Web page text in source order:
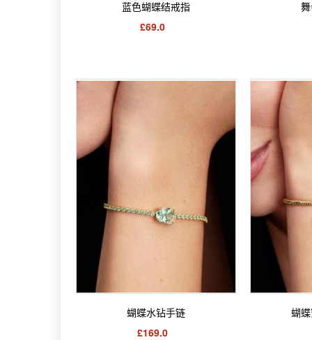
蓝色蝴蝶结戒指
£69.0
蝴蝶水钻手链
£169.0
蝴